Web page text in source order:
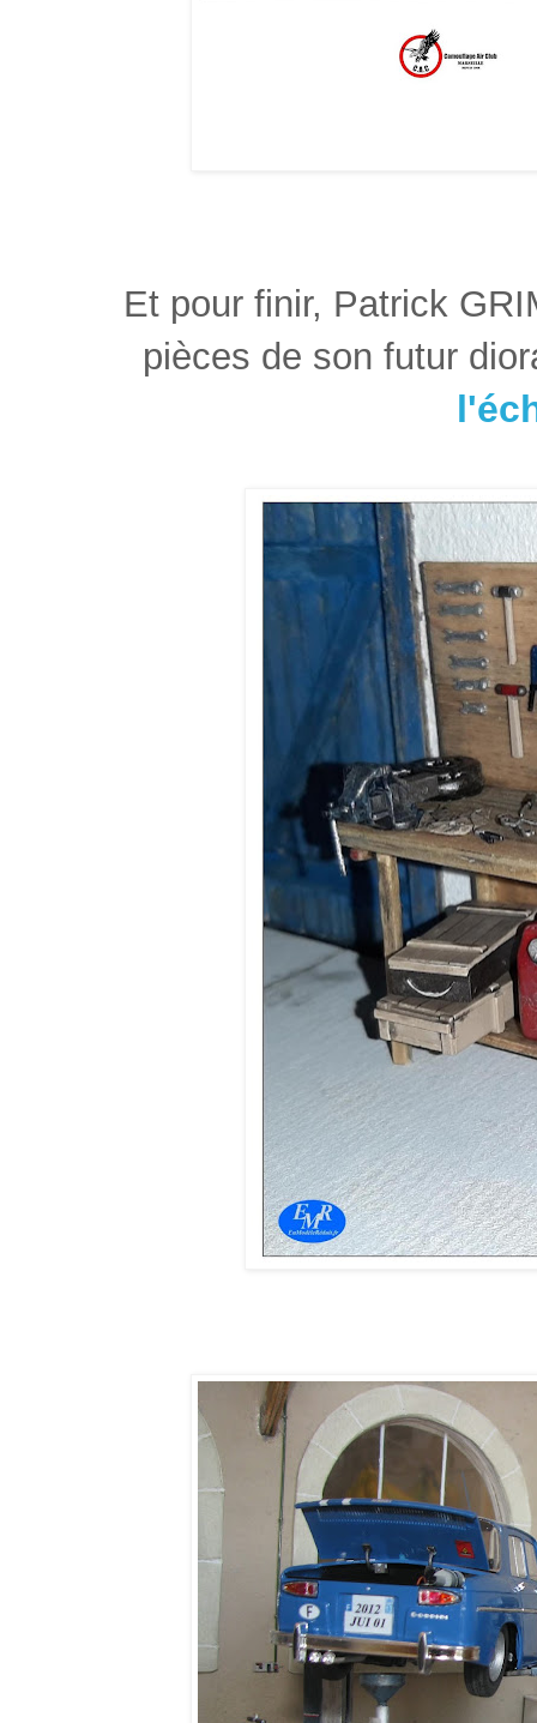
Et pour finir, Patrick
pièces de son futur